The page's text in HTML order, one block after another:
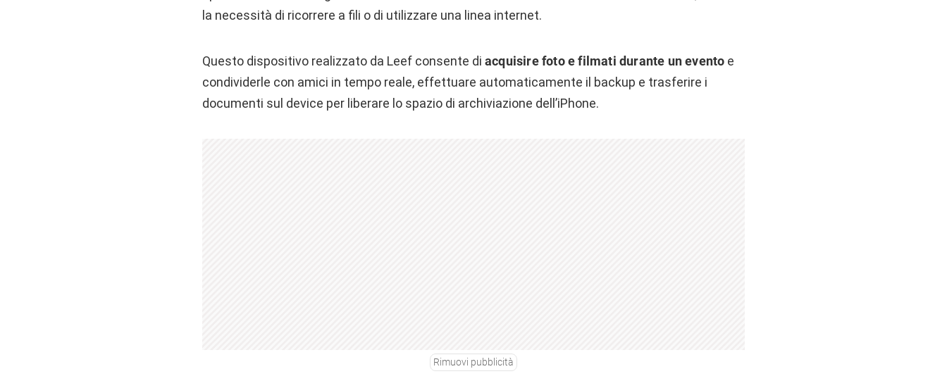
la necessità di ricorrere a fili o di utilizzare una linea internet.
Questo dispositivo realizzato da Leef consente di acquisire foto e filmati durante un evento e
condividerle con amici in tempo reale, effettuare automaticamente il backup e trasferire i
documenti sul device per liberare lo spazio di archiviazione dell’iPhone.
Rimuovi pubblicità